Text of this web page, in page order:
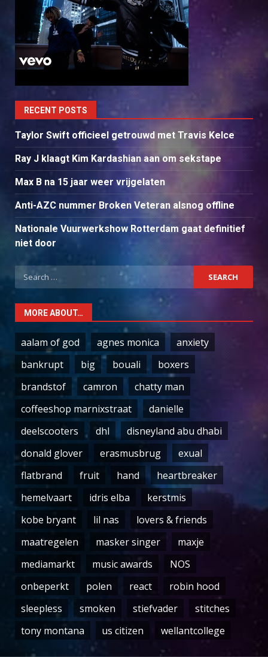
RECENT POSTS
Taylor Swift officieel getrouwd met Travis Kelce
Ray J klaagt Kim Kardashian aan om sekstape
Max B na 15 jaar weer vrijgelaten
Anti-AZC nummer Broken Veteran alsnog offline
Nationale Vuurwerkshow Rotterdam gaat definitief
niet door
Search
for:
MORE ABOUT…
aalam of god agnes monica
anxiety
bankrupt
big bouali
boxers
brandstof
camron
chatty man
coffeeshop marnixstraat
danielle
deelscooters
dhl
disneyland abu dhabi
donald glover
erasmusbrug
exual
flatbrand
fruit hand
heartbreaker
hemelvaart
idris elba
kerstmis
kobe bryant
lil nas
lovers & friends
maatregelen
masker singer
maxje
mediamarkt
music awards
NOS
onbeperkt
polen react
robin hood
sleepless
smoken stiefvader
stitches
tony montana
us citizen wellantcollege